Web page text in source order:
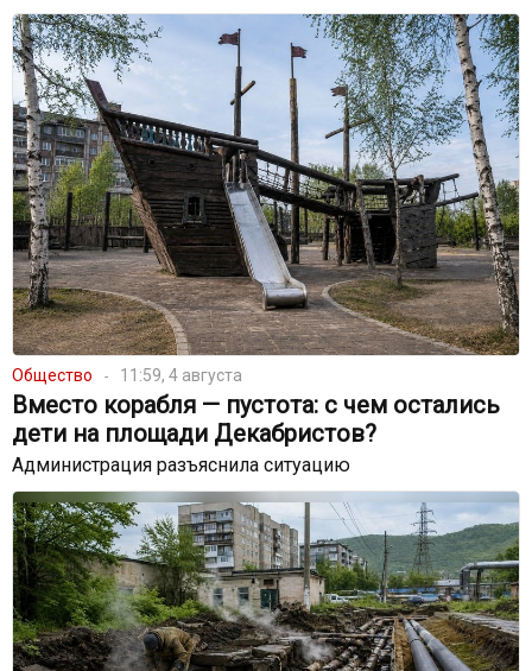
Общество 11:59, 4 августа
Вместо корабля — пустота: с чем остались
дети на площади Декабристов?
Администрация разъяснила ситуацию